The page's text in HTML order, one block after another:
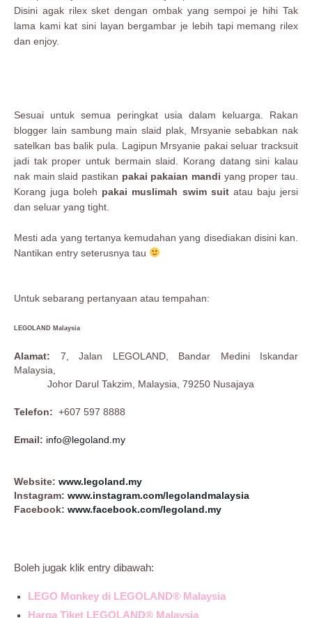
Disini agak rilex sket dengan ombak yang sempoi je hihi Tak
lama kami kat sini layan bergambar je lebih tapi memang rilex
dan enjoy.
Sesuai untuk semua peringkat usia dalam keluarga. Rakan
blogger lain sambung main slaid plak, Mrsyanie sebabkan nak
satelkan bas balik pula. Lagipun Mrsyanie pakai seluar tracksuit
jadi tak proper untuk bermain slaid. Korang datang sini kalau
nak main slaid pastikan pakai pakaian mandi yang proper tau.
Korang juga boleh pakai muslimah swim suitatau baju jersi
dan seluar yang tight.
Mesti ada yang tertanya kemudahan yang disediakan disini kan.
Nantikan entry seterusnya tau
Untuk sebarang pertanyaan atau tempahan:
LEGOLAND Malaysia
Alamat: 7, Jalan LEGOLAND, Bandar Medini Iskandar
Malaysia,
Johor Darul Takzim, Malaysia, 79250 Nusajaya
Telefon: +607 597 8888
Email: info@legoland.my
Website: www.legoland.my
Instagram: www.instagram.com/legolandmalaysia
Facebook: www.facebook.com/legoland.my
Boleh jugak klik entry dibawah:
LEGO Monkey di LEGOLAND® Malaysia
Harga Tiket LEGOLAND® Malaysia